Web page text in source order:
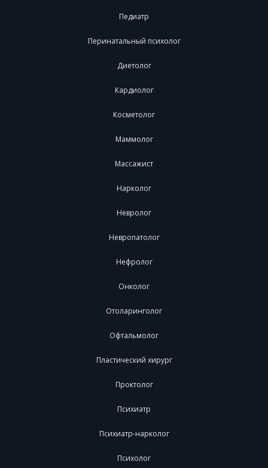
Педиатр
Перинатальный психолог
Диетолог
Кардиолог
Косметолог
Маммолог
Массажист
Нарколог
Невролог
Невропатолог
Нефролог
Онколог
Отоларинголог
Офтальмолог
Пластический хирург
Проктолог
Психиатр
Психиатр-нарколог
Психолог